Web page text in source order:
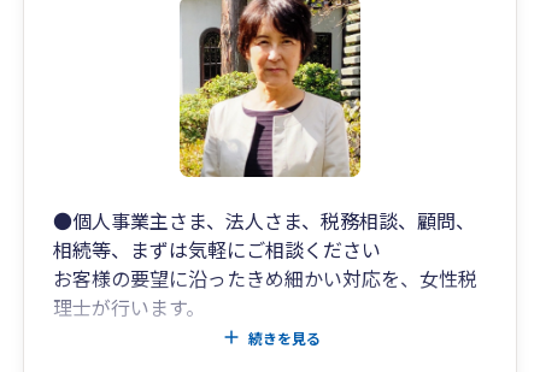
●個人事業主さま、法人さま、税務相談、顧問、
相続等、まずは気軽にご相談ください
お客様の要望に沿ったきめ細かい対応を、女性税
理士が行います。
安心してご連絡ください。続きを見る